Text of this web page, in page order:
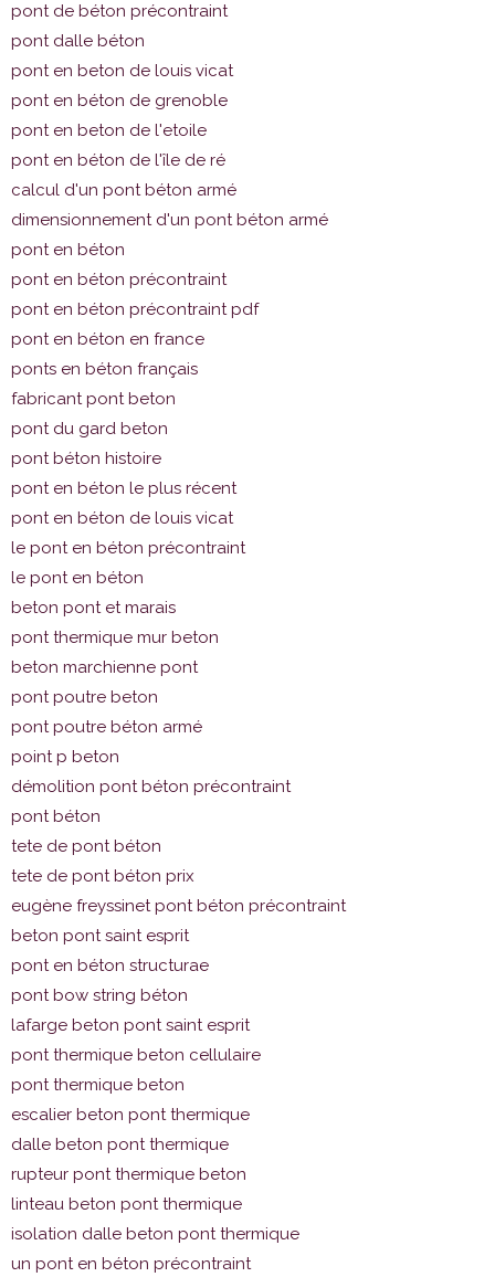
pont de béton précontraint
pont dalle béton
pont en beton de louis vicat
pont en béton de grenoble
pont en beton de l'etoile
pont en béton de l'île de ré
calcul d'un pont béton armé
dimensionnement d'un pont béton armé
pont en béton
pont en béton précontraint
pont en béton précontraint pdf
pont en béton en france
ponts en béton français
fabricant pont beton
pont du gard beton
pont béton histoire
pont en béton le plus récent
pont en béton de louis vicat
le pont en béton précontraint
le pont en béton
beton pont et marais
pont thermique mur beton
beton marchienne pont
pont poutre beton
pont poutre béton armé
point p beton
démolition pont béton précontraint
pont béton
tete de pont béton
tete de pont béton prix
eugène freyssinet pont béton précontraint
beton pont saint esprit
pont en béton structurae
pont bow string béton
lafarge beton pont saint esprit
pont thermique beton cellulaire
pont thermique beton
escalier beton pont thermique
dalle beton pont thermique
rupteur pont thermique beton
linteau beton pont thermique
isolation dalle beton pont thermique
un pont en béton précontraint